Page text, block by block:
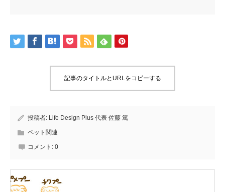
記事のタイトルとURLをコピーする
投稿者: Life Design Plus 代表 佐藤 篤
ペット関連
コメント: 0